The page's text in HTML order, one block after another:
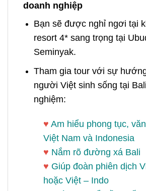
doanh nghiệp
Bạn sẽ được nghỉ ngơi tại
resort 4* sang trọng tại
Seminyak.
Tham gia tour với sự
người Việt sinh sống tại
nghiệm:
♥ Am hiểu phong tục,
Việt Nam và Indonesia
♥ Nắm rõ đường xá Bali
♥ Giúp đoàn phiên dịch
hoặc Việt – Indo